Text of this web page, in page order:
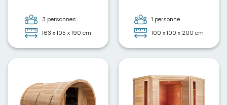
€6.250,00.
3 personnes
163 x 105 x 190 cm
€5.250,00.
1 personne
100 x 100 x 200 cm